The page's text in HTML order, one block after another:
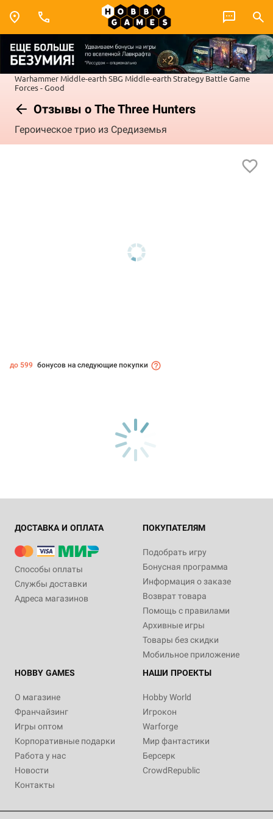
Warhammer Middle-earth SBG Middle-earth Strategy Battle Game
Forces - Good
Отзывы о The Three Hunters
Героическое трио из Средиземья
до 599 бонусов на следующие покупки
ДОСТАВКА И ОПЛАТА
Способы оплаты
Службы доставки
Адреса магазинов
ПОКУПАТЕЛЯМ
Подобрать игру
Бонусная программа
Информация о заказе
Возврат товара
Помощь с правилами
Архивные игры
Товары без скидки
Мобильное приложение
HOBBY GAMES
О магазине
Франчайзинг
Игры оптом
Корпоративные подарки
Работа у нас
Новости
Контакты
НАШИ ПРОЕКТЫ
Hobby World
Игрокон
Warforge
Мир фантастики
Берсерк
CrowdRepublic